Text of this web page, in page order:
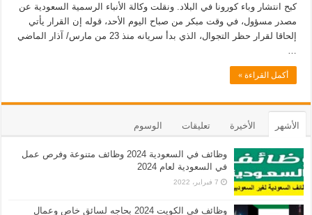
كبح انتشار وباء كورونا في البلاد. ونقلت وكالة الأنباء الرسمية السعودية عن
مصدر مسؤول، في وقت مبكر من صباح اليوم الأحد، قوله إن القرار يأتي
إلحاقا لقرار حظر التجوال، الذي بدأ سريانه منذ 23 من مارس/ آذار الماضي
أكمل القراءة »
الأشهر الأخيرة تعليقات الوسوم
وظائف في السعودية 2024 وظائف متنوعة وفرص عمل
في السعودية لعام 2024
7 فبراير، 2022
وظائف في الكويت 2024 بحاجه لسائق خاص وعمال